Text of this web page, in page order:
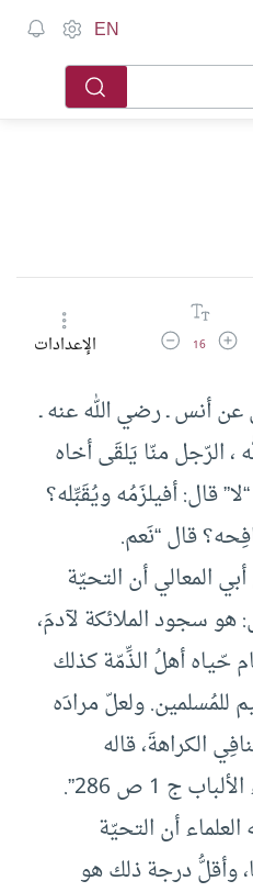
EN
زيادة حجم الخط
16 تقليل حجم الخطالإعدادات
أنس ـ رضي الله عنه ـ
الرّجل منّا يَلقَى أخاه
قال: أفيلزَمُه ويُقَبِّله؟
قال “نَعم.
المعالي أن التحيّة
هو سجود الملائكة لآدمَ،
حّياه أهلُ الذِّمّة كذلك
للمُسلمين. ولعلّ مرادَه
الكراهةَ، قاله
ج 1 ص 286”.
أن التحيّة
وأقلُّ درجة ذلك هو